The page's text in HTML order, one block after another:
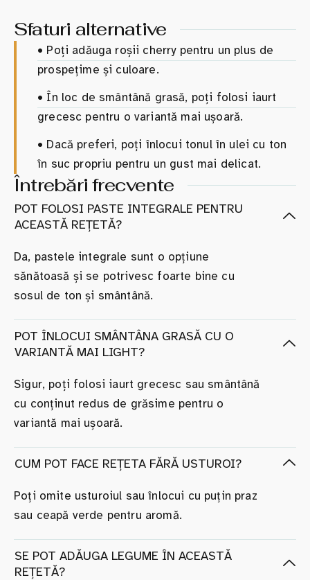
Sfaturi alternative
• Poți adăuga roșii cherry pentru un plus de
prospețime și culoare.
• În loc de smântână grasă, poți folosi iaurt
grecesc pentru o variantă mai ușoară.
• Dacă preferi, poți înlocui tonul în ulei cu ton
în suc propriu pentru un gust mai delicat.
Întrebări frecvente
POT FOLOSI PASTE INTEGRALE PENTRU
ACEASTĂ REȚETĂ?
Da, pastele integrale sunt o opțiune
sănătoasă și se potrivesc foarte bine cu
sosul de ton și smântână.
POT ÎNLOCUI SMÂNTÂNA GRASĂ CU O
VARIANTĂ MAI LIGHT?
Sigur, poți folosi iaurt grecesc sau smântână
cu conținut redus de grăsime pentru o
variantă mai ușoară.
CUM POT FACE REȚETA FĂRĂ USTUROI?
Poți omite usturoiul sau înlocui cu puțin praz
sau ceapă verde pentru aromă.
SE POT ADĂUGA LEGUME ÎN ACEASTĂ
REȚETĂ?